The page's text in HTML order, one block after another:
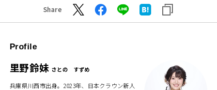
Share
Profile
里野鈴妹 さとの すずめ
兵庫県川西市出身。2023年、日本クラウン新人